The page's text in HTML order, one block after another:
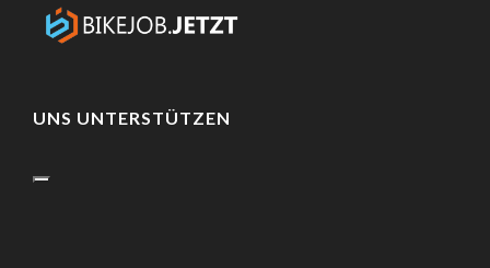
UNS UNTERSTÜTZEN